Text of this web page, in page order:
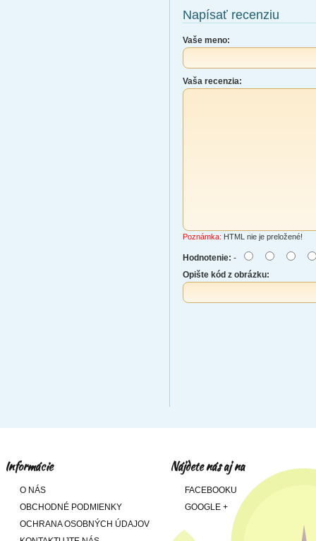
Napísať recenziu
Vaše meno:
Vaša recenzia:
Poznámka: HTML nie je preložené!
Hodnotenie: -
Opište kód z obrázku:
Informácie
O NÁS
OBCHODNÉ PODMIENKY
OCHRANA OSOBNÝCH ÚDAJOV
Nájdete nás aj na
FACEBOOKU
GOOGLE +